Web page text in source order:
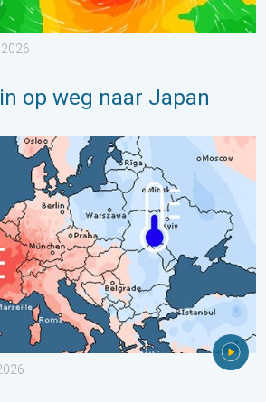
op weg naar Japan
in juli. Tweedeling Europa. . .